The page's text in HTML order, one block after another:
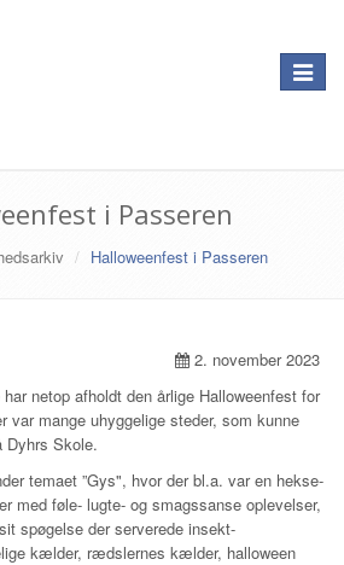
Toggle
i Passeren
Halloweenfest i Passeren
2. november 2023
netop afholdt den årlige Halloweenfest for
var mange uhyggelige steder, som kunne
Dyhrs Skole.
temaet ”Gys", hvor der bl.a. var en hekse-
med føle- lugte- og smagssanse oplevelser,
spøgelse der serverede insekt-
kælder, rædslernes kælder, halloween